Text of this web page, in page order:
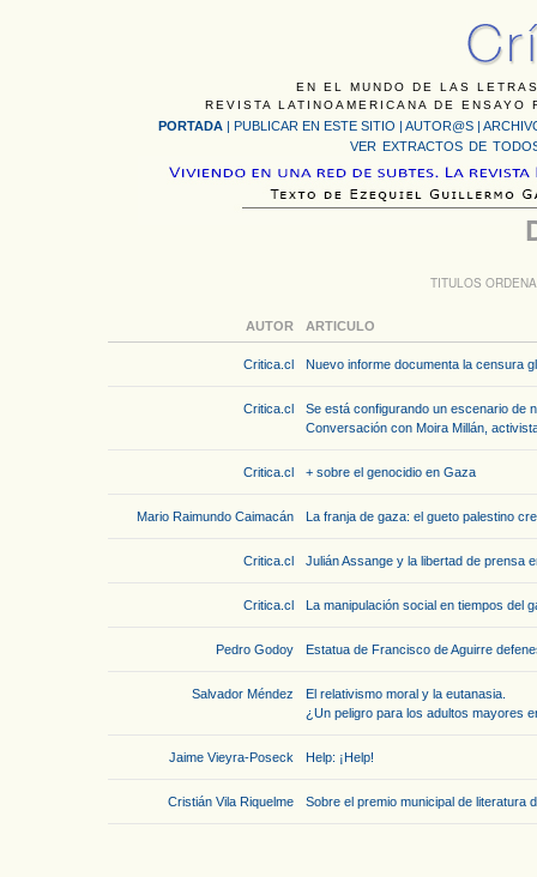
EN EL MUNDO DE LAS
REVISTA LATINOAMERICANA DE
PORTADA | PUBLICAR EN ESTE SITIO | AUTOR@S |
VER EXTRACTOS DE
TITULOS
AUTOR ARTICULO
Critica.cl Nuevo informe documenta la censura
Critica.cl
Se está configurando un escenario de
Conversación con Moira Millán,
Critica.cl + sobre el genocidio en Gaza
Mario Raimundo Caimacán La franja de gaza: el gueto palestino
Critica.cl Julián Assange y la libertad de prensa
Critica.cl La manipulación social en tiempos del
Pedro Godoy Estatua de Francisco de Aguirre
Salvador Méndez
El relativismo moral y la eutanasia.
¿Un peligro para los adultos mayores
Jaime Vieyra-Poseck Help: ¡Help!
Cristián Vila Riquelme Sobre el premio municipal de literatura